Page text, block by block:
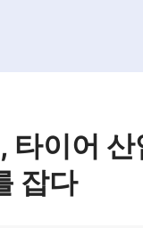
타이어
잡다